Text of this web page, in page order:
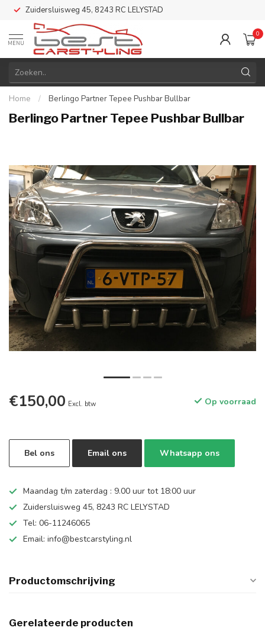
Zuidersluisweg 45, 8243 RC LELYSTAD
MENU
0
Home / Berlingo Partner Tepee Pushbar Bullbar
Berlingo Partner Tepee Pushbar Bullbar
€150,00 Excl. btw Op voorraad
Bel ons Email ons Whatsapp ons
Maandag t/m zaterdag : 9.00 uur tot 18:00 uur
Zuidersluisweg 45, 8243 RC LELYSTAD
Tel: 06-11246065
Email: info@bestcarstyling.nl
Productomschrijving
Gerelateerde producten